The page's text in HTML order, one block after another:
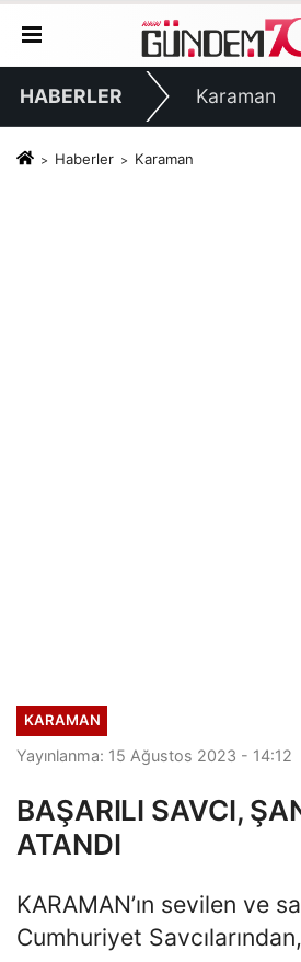
HABERLER Karaman
Haberler Karaman
KARAMAN
Yayınlanma: 15 Ağustos 2023 - 14:12
BAŞARILI SAVCI,
ATANDI
KARAMAN’ın sevilen ve
Cumhuriyet Savcılarından,